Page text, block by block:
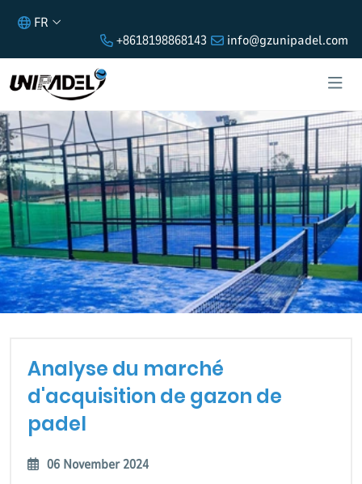
FR
+8618198868143
info@gzunipadel.com
D'ACQUISITION DE GAZON DE PADEL
Analyse du marché
d'acquisition de gazon de
padel
06 November 2024